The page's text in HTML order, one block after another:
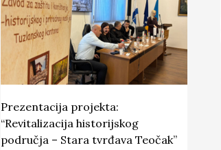
Prezentacija projekta:
“Revitalizacija historijskog
područja – Stara tvrđava Teočak”